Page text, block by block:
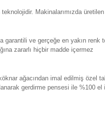
Makinalarımızda
ve gerçeğe en yakın renk
zararlı hiçbir madde içermez
ağacından imal edilmiş özel
gerdirme pensesi ile %100